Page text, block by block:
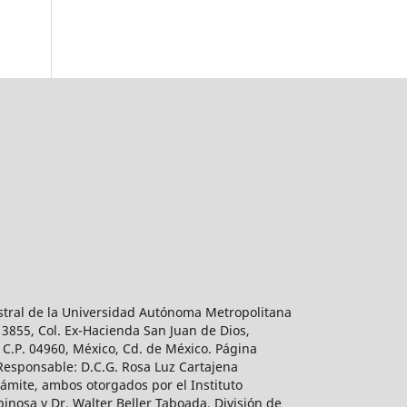
de la Universidad Autónoma Metropolitana
Col. Ex-Hacienda San Juan de Dios,
04960, México, Cd. de México. Página
D.C.G. Rosa Luz Cartajena
ambos otorgados por el Instituto
y Dr. Walter Beller Taboada, División de